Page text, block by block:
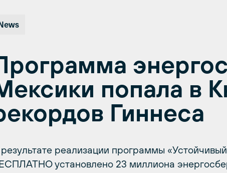
попала в
Гиннеса
реализации программы
установлено 23 миллиона